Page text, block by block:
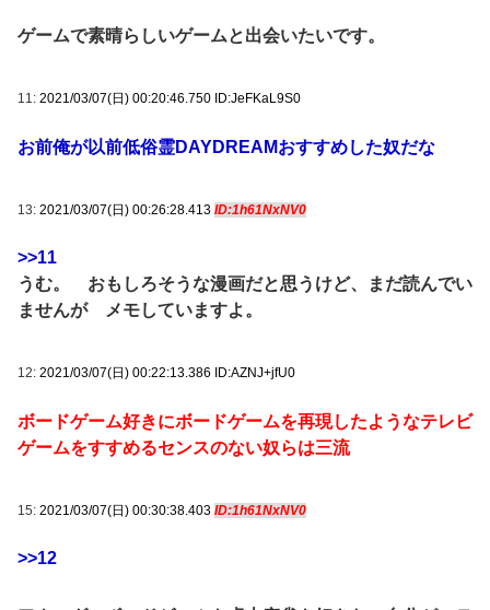
ゲームで素晴らしいゲームと出会いたいです。
11: 2021/03/07(日) 00:20:46.750 ID:JeFKaL9S0
お前俺が以前低俗霊DAYDREAMおすすめした奴だな
13: 2021/03/07(日) 00:26:28.413 ID:1h61NxNV0
>>11
うむ。 おもしろそうな漫画だと思うけど、まだ読んでい
ませんが メモしていますよ。
12: 2021/03/07(日) 00:22:13.386 ID:AZNJ+jfU0
ボードゲーム好きにボードゲームを再現したようなテレビ
ゲームをすすめるセンスのない奴らは三流
15: 2021/03/07(日) 00:30:38.403 ID:1h61NxNV0
>>12